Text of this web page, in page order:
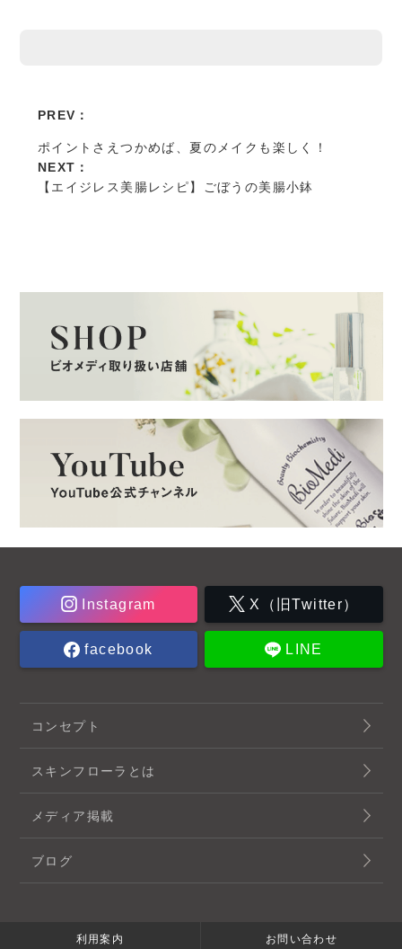
PREV：
ポイントさえつかめば、夏のメイクも楽しく！
NEXT：
【エイジレス美腸レシピ】ごぼうの美腸小鉢
Instagram X（旧Twitter）
facebook LINE
コンセプト
スキンフローラとは
メディア掲載
ブログ
利用案内 お問い合わせ